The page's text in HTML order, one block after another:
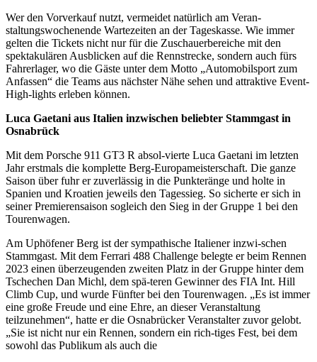
Wer den Vorverkauf nutzt, vermeidet natürlich am Veran-
staltungswochenende Wartezeiten an der Tageskasse. Wie immer
gelten die Tickets nicht nur für die Zuschauerbereiche mit den
spektakulären Ausblicken auf die Rennstrecke, sondern auch fürs
Fahrerlager, wo die Gäste unter dem Motto „Automobilsport zum
Anfassen“ die Teams aus nächster Nähe sehen und attraktive Event-
High-lights erleben können.
Luca Gaetani aus Italien inzwischen beliebter Stammgast in
Osnabrück
Mit dem Porsche 911 GT3 R absol-vierte Luca Gaetani im letzten
Jahr erstmals die komplette Berg-Europameisterschaft. Die ganze
Saison über fuhr er zuverlässig in die Punkteränge und holte in
Spanien und Kroatien jeweils den Tagessieg. So sicherte er sich in
seiner Premierensaison sogleich den Sieg in der Gruppe 1 bei den
Tourenwagen.
Am Uphöfener Berg ist der sympathische Italiener inzwi-schen
Stammgast. Mit dem Ferrari 488 Challenge belegte er beim Rennen
2023 einen überzeugenden zweiten Platz in der Gruppe hinter dem
Tschechen Dan Michl, dem spä-teren Gewinner des FIA Int. Hill
Climb Cup, und wurde Fünfter bei den Tourenwagen. „Es ist immer
eine große Freude und eine Ehre, an dieser Veranstaltung
teilzunehmen“, hatte er die Osnabrücker Veranstalter zuvor gelobt.
„Sie ist nicht nur ein Rennen, sondern ein rich-tiges Fest, bei dem
sowohl das Publikum als auch die